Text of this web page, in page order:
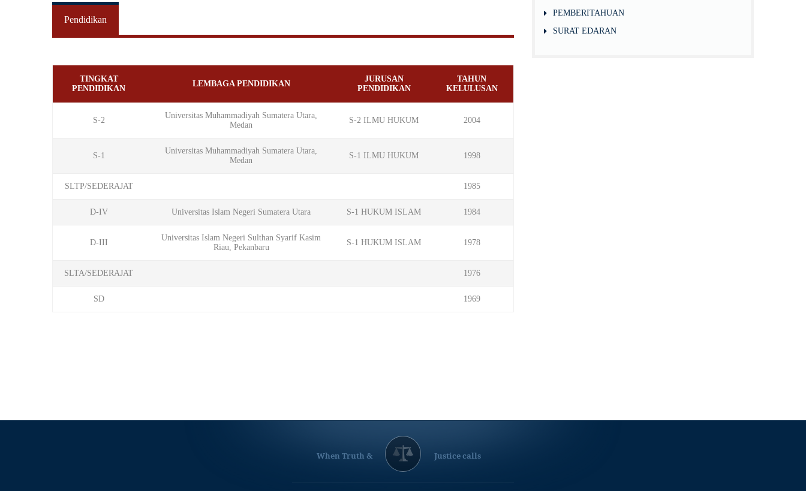
Pendidikan
TINGKAT
PENDIDIKAN
LEMBAGA PENDIDIKAN
JURUSAN
PENDIDIKAN
TAHUN
KELULUSAN
S-2
Universitas Muhammadiyah Sumatera Utara,
Medan
S-2 ILMU HUKUM 2004
S-1
Universitas Muhammadiyah Sumatera Utara,
Medan
S-1 ILMU HUKUM 1998
SLTP/SEDERAJAT 1985
D-IV Universitas Islam Negeri Sumatera Utara S-1 HUKUM ISLAM 1984
D-III
Universitas Islam Negeri Sulthan Syarif Kasim
Riau, Pekanbaru
S-1 HUKUM ISLAM 1978
SLTA/SEDERAJAT 1976
SD 1969
PEMBERITAHUAN
SURAT EDARAN
When Truth & Justice calls